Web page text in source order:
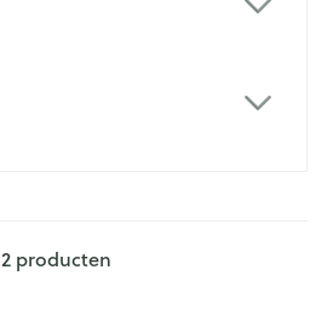
2producten